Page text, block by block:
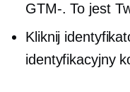
GTM-. To jest
Kliknij
identyfikacyjny